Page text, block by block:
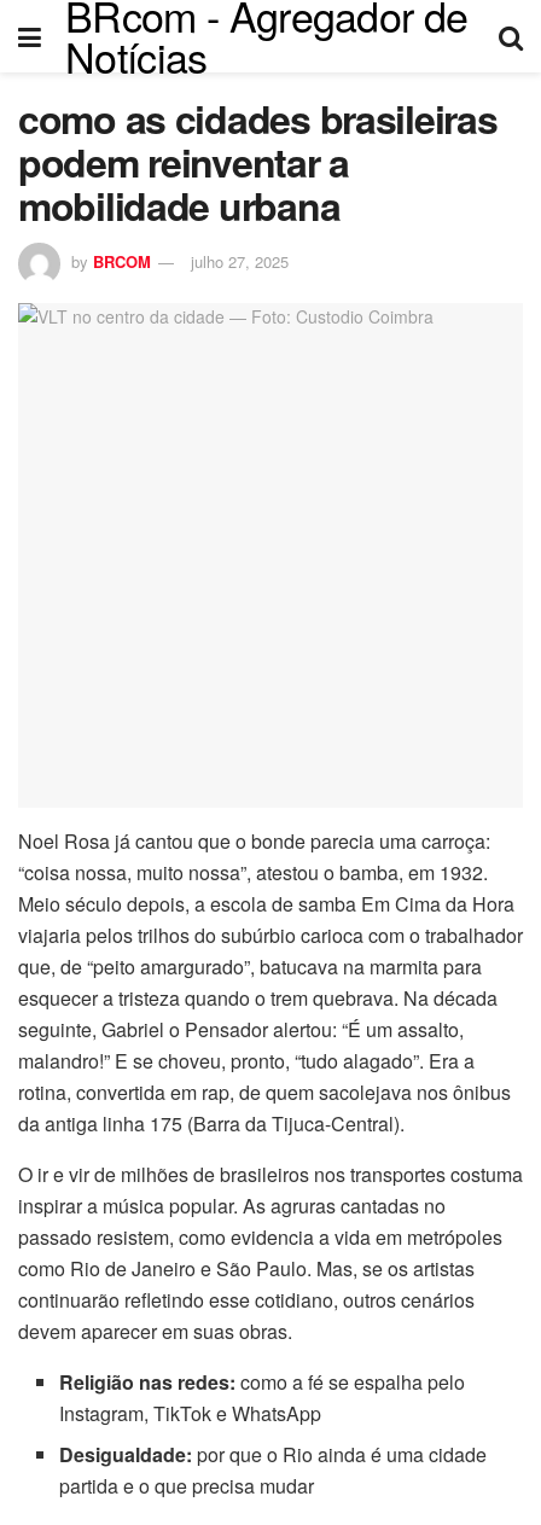
BRcom - Agregador de
Notícias
como as cidades brasileiras
podem reinventar a
mobilidade urbana
by BRCOM julho 27, 2025
Noel Rosa já cantou que o bonde parecia uma carroça:
“coisa nossa, muito nossa”, atestou o bamba, em 1932.
Meio século depois, a escola de samba Em Cima da Hora
viajaria pelos trilhos do subúrbio carioca com o trabalhador
que, de “peito amargurado”, batucava na marmita para
esquecer a tristeza quando o trem quebrava. Na década
seguinte, Gabriel o Pensador alertou: “É um assalto,
malandro!” E se choveu, pronto, “tudo alagado”. Era a
rotina, convertida em rap, de quem sacolejava nos ônibus
da antiga linha 175 (Barra da Tijuca-Central).
O ir e vir de milhões de brasileiros nos transportes costuma
inspirar a música popular. As agruras cantadas no
passado resistem, como evidencia a vida em metrópoles
como Rio de Janeiro e São Paulo. Mas, se os artistas
continuarão refletindo esse cotidiano, outros cenários
devem aparecer em suas obras.
Religião nas redes:como a fé se espalha pelo
Instagram, TikTok e WhatsApp
Desigualdade: por que o Rio ainda é uma cidade
partida e o que precisa mudar